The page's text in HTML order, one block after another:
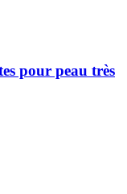
pour peau très